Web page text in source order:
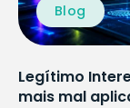
Blog
Legítimo
mais mal